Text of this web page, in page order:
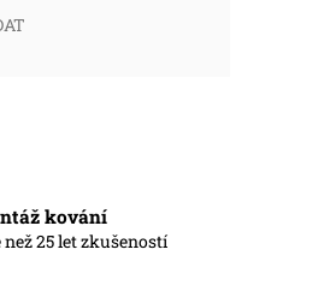
kování
než 25 let zkušeností